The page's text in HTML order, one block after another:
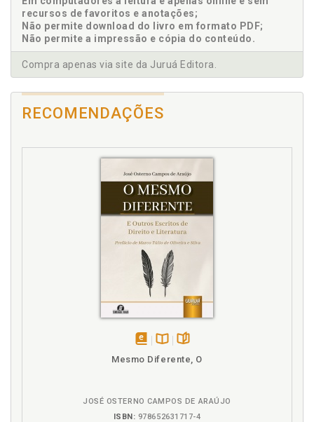
ESBOÇO DA REVOLUÇÃO TEXANA, p. 255
Primeira Campanha, p. 255
Segunda Campanha, p. 279
recursos de favoritos e anotações;
Não permite download do livro em formato PDF;
Não permite a impressão e cópia do conteúdo.
Compra apenas via site da Juruá Editora.
RECOMENDAÇÕES
disponível
Disponível
Mesmo Diferente, O
JOSÉ OSTERNO CAMPOS DE ARAÚJO
ISBN: 978652631717-4